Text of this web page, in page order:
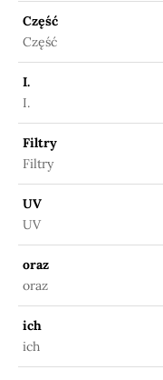
Część
Część
I.
I.
Filtry
Filtry
UV
UV
oraz
oraz
ich
ich